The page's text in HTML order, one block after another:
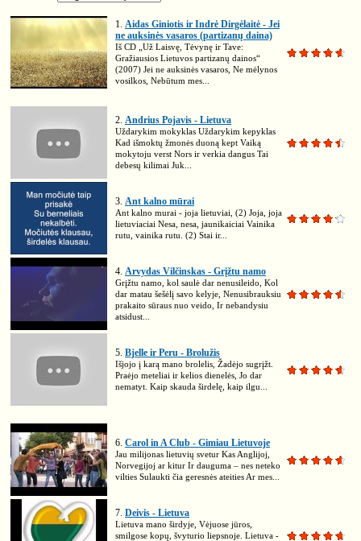
1. Aidas Giniotis ir Indrė Dirgėlaitė - Jei
ne auksinės vasaros (partizanų daina)
Iš CD „Už Laisvę, Tėvynę ir Tave:
Gražiausios Lietuvos partizanų dainos“
(2007) Jei ne auksinės vasaros, Ne mėlynos
vosilkos, Nebūtum mes...
2. Andrius Pojavis - Lietuva
Uždarykim mokyklas Uždarykim kepyklas
Kad išmoktų žmonės duoną kept Vaiką
mokytoju verst Nors ir verkia dangus Tai
debesų kilimai Juk...
3. Ant kalno mūrai
Ant kalno murai - joja lietuviai, (2) Joja, joja
lietuviaciai Nesa, nesa, jaunikaiciai Vainika
rutu, vainika rutu. (2) Stai ir...
4. Arvydas Vilčinskas - Grįžtu namo
Grįžtu namo, kol saulė dar nenusileido, Kol
dar matau šešėlį savo kelyje, Nenusibrauksiu
prakaito sūraus nuo veido, Ir nebandysiu
atsidust...
5. Bjelle ir Peru - Brolužis
Išjojo į karą mano brolelis, Žadėjo sugrįžt.
Praėjo meteliai ir kelios dienelės, Jo dar
nematyt. Kaip skauda širdelę, kaip ilgu...
6. Carol in A Club - Gimiau Lietuvoje
Jau milijonas lietuvių svetur Kas Anglijoj,
Norvegijoj ar kitur Ir dauguma – nes neteko
vilties Sulaukti čia geresnės ateities Ar mes...
7. Deivis - Lietuva
Lietuva mano širdyje, Vėjuose jūros,
smilgose kopų, švyturio liepsnoje. Lietuva -